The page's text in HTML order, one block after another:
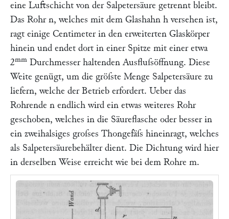
eine Luftschicht von der Salpetersäure getrennt bleibt.
Das Rohr n, welches mit dem Glashahn h versehen ist,
ragt einige Centimeter in den erweiterten Glaskörper
hinein und endet dort in einer Spitze mit einer etwa
2mm Durchmesser haltenden Ausfluſsöffnung. Diese
Weite genügt, um die gröſste Menge Salpetersäure zu
liefern, welche der Betrieb erfordert. Ueber das
Rohrende n endlich wird ein etwas weiteres Rohr
geschoben, welches in die Säureflasche oder besser in
ein zweihalsiges groſses Thongefäſs hineinragt, welches
als Salpetersäurebehälter dient. Die Dichtung wird hier
in derselben Weise erreicht wie bei dem Rohre m.